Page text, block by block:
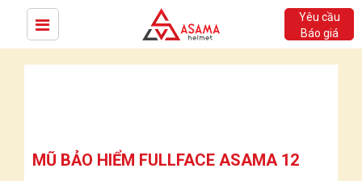
Yêu cầu
Báo giá
MŨ BẢO HIỂM FULLFACE ASAMA 12